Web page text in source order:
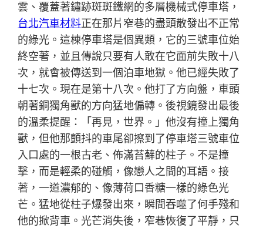
雲、覆蓋著鏽跡斑斑鐵網的多層機械式停車塔，
台北汽車材料正在那片窄巷的盡頭散發出不正常
的綠光。這棟停車塔是個異類，它的三號車位始
終空著，並且傳說只要有人敢在它面前失敗十八
次，就會被傳送到一個泊車地獄。他已經失敗了
十七次。現在是第十八次。他打了方向盤，車頭
朝著銅獨角獸的方向猛地偏轉。後視鏡發出最後
的溫柔提醒：「再見，世界。」他沒有撞上獨角
獸，但他那顫抖的車尾卻擦到了停車塔三號車位
入口處的一根古老、佈滿苔蘚的柱子。不是撞
擊，而是輕柔的碰觸，像戀人之間的耳語。接
著，一道濃郁的、像薄荷口香糖一樣的綠色光
芒。猛地從柱子爆發出來，瞬間吞噬了何手殘和
他的掀背車。光芒消失後，窄巷恢復了平靜，只